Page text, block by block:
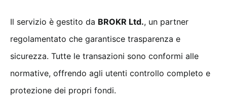
Il servizio è gestito da BROKR Ltd., un partner
regolamentato che garantisce trasparenza e
sicurezza. Tutte le transazioni sono conformi alle
normative, offrendo agli utenti controllo completo e
protezione dei propri fondi.